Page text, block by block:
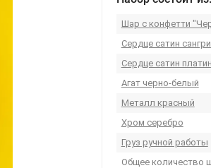
Шар с конфетти
Сердце сатин
Сердце сатин
Агат черно-белый
Металл красный
Хром серебро
Груз ручной работы
Общее количество